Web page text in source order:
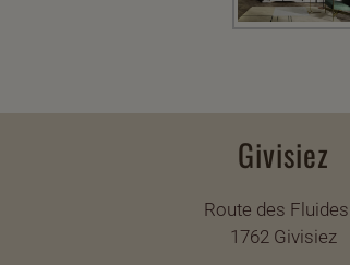
Givisiez
Route des
1762 Givisiez